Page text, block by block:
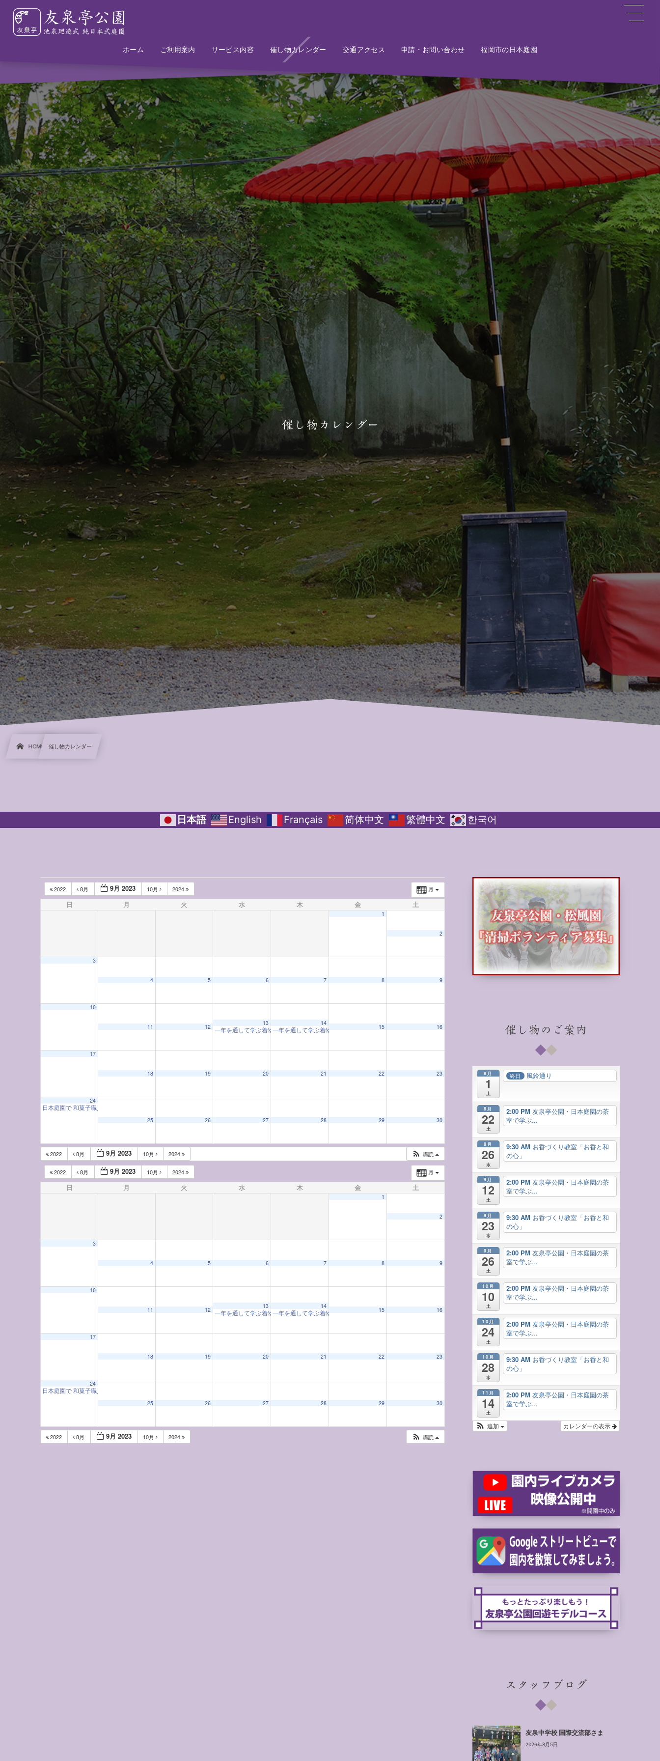
ホーム
Home ご利用案内
Information サービス内容
Service 催し物カレンダー
Event 交通アクセス
Access 申請・お問い合わせ
Contact 福岡市の日本庭園
Potal
催し物カレンダー
HOME 催し物カレンダー
日本語 English Français 简体中文 繁體中文 한국어
月
2022 8月 9月 2023 10月 2024
日 月 火 水 木 金 土
1
2
3
4 5 6 7 8 9
10
11 12
13
一年を通して学ぶ着物教室「着物と和の心」
14
一年を通して学ぶ着物教室「着物と和の心」
15 16
17
18 19 20 21 22 23
24
日本庭園で 和菓子職人に学ぶ 秋のお菓子
25
26 27 28 29 30
2022 8月 9月 2023 10月 2024 購読
月
2022 8月 9月 2023 10月 2024
日 月 火 水 木 金 土
1
2
3
4 5 6 7 8 9
10
11 12
13
一年を通して学ぶ着物教室「着物と和の心」
14
一年を通して学ぶ着物教室「着物と和の心」
15 16
17
18 19 20 21 22 23
24
日本庭園で 和菓子職人に学ぶ 秋のお菓子
25
26 27 28 29 30
2022 8月 9月 2023 10月 2024 購読
催し物のご案内
8月
1
土
終日 風鈴通り
8月
22
土
2:00 PM 友泉亭公園・日本庭園の茶
室で学ぶ...
8月
26
水
9:30 AM お香づくり教室「お香と和
の心」
9月
12
土
2:00 PM 友泉亭公園・日本庭園の茶
室で学ぶ...
9月
23
水
9:30 AM お香づくり教室「お香と和
の心」
9月
26
土
2:00 PM 友泉亭公園・日本庭園の茶
室で学ぶ...
10月
10
土
2:00 PM 友泉亭公園・日本庭園の茶
室で学ぶ...
10月
24
土
2:00 PM 友泉亭公園・日本庭園の茶
室で学ぶ...
10月
28
水
9:30 AM お香づくり教室「お香と和
の心」
11月
14
土
2:00 PM 友泉亭公園・日本庭園の茶
室で学ぶ...
カレンダーの表示
追加
スタッフブログ
友泉中学校 国際交流部さま
2026年8月5日